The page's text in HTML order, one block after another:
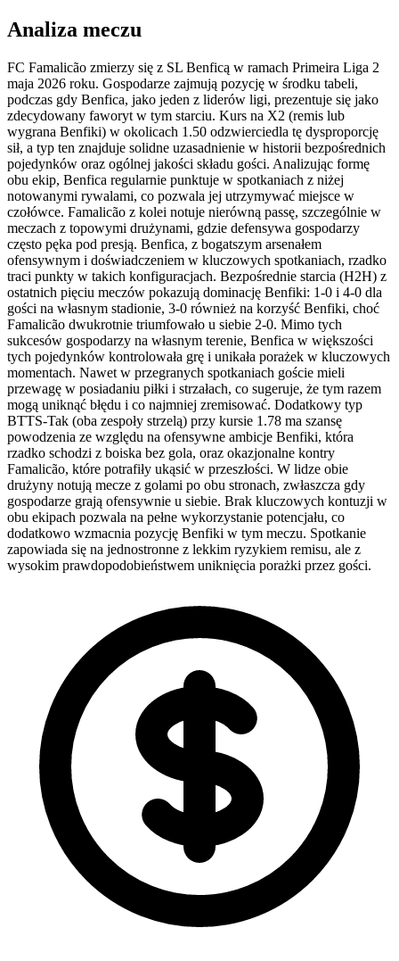
Analiza meczu
FC Famalicão zmierzy się z SL Benficą w ramach Primeira Liga 2
maja 2026 roku. Gospodarze zajmują pozycję w środku tabeli,
podczas gdy Benfica, jako jeden z liderów ligi, prezentuje się jako
zdecydowany faworyt w tym starciu. Kurs na X2 (remis lub
wygrana Benfiki) w okolicach 1.50 odzwierciedla tę dysproporcję
sił, a typ ten znajduje solidne uzasadnienie w historii bezpośrednich
pojedynków oraz ogólnej jakości składu gości. Analizując formę
obu ekip, Benfica regularnie punktuje w spotkaniach z niżej
notowanymi rywalami, co pozwala jej utrzymywać miejsce w
czołówce. Famalicão z kolei notuje nierówną passę, szczególnie w
meczach z topowymi drużynami, gdzie defensywa gospodarzy
często pęka pod presją. Benfica, z bogatszym arsenałem
ofensywnym i doświadczeniem w kluczowych spotkaniach, rzadko
traci punkty w takich konfiguracjach. Bezpośrednie starcia (H2H) z
ostatnich pięciu meczów pokazują dominację Benfiki: 1-0 i 4-0 dla
gości na własnym stadionie, 3-0 również na korzyść Benfiki, choć
Famalicão dwukrotnie triumfowało u siebie 2-0. Mimo tych
sukcesów gospodarzy na własnym terenie, Benfica w większości
tych pojedynków kontrolowała grę i unikała porażek w kluczowych
momentach. Nawet w przegranych spotkaniach goście mieli
przewagę w posiadaniu piłki i strzałach, co sugeruje, że tym razem
mogą uniknąć błędu i co najmniej zremisować. Dodatkowy typ
BTTS-Tak (oba zespoły strzelą) przy kursie 1.78 ma szansę
powodzenia ze względu na ofensywne ambicje Benfiki, która
rzadko schodzi z boiska bez gola, oraz okazjonalne kontry
Famalicão, które potrafiły ukąsić w przeszłości. W lidze obie
drużyny notują mecze z golami po obu stronach, zwłaszcza gdy
gospodarze grają ofensywnie u siebie. Brak kluczowych kontuzji w
obu ekipach pozwala na pełne wykorzystanie potencjału, co
dodatkowo wzmacnia pozycję Benfiki w tym meczu. Spotkanie
zapowiada się na jednostronne z lekkim ryzykiem remisu, ale z
wysokim prawdopodobieństwem uniknięcia porażki przez gości.